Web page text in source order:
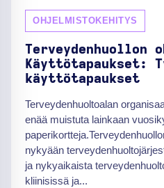
OHJELMISTOKEHITYS
Terveydenhuollon
Käyttötapaukset:
käyttötapaukset
Terveydenhuoltoalan
enää muistuta lainkaan
nykyään
ja nykyaikaista
kliinisissä ja...